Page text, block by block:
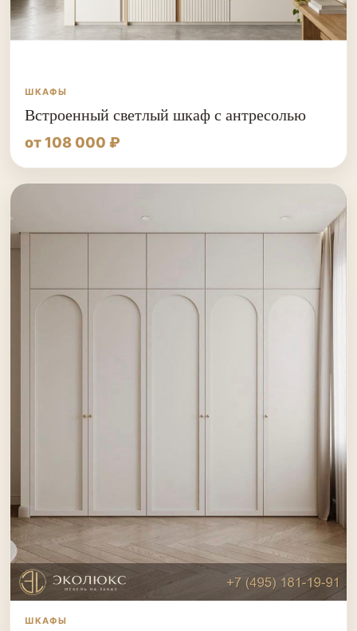
ШКАФЫ
Встроенный светлый шкаф с антресолью
от 108 000 ₽
ШКАФЫ